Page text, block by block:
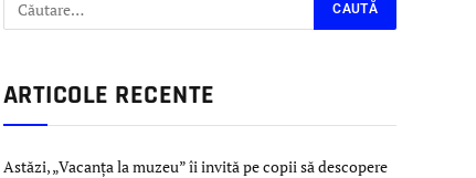
ARTICOLE RECENTE
Astăzi, „Vacanța la muzeu” îi invită pe copii să descopere